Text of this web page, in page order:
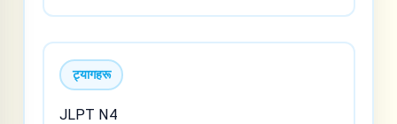
ट्यागहरू
JLPT N4